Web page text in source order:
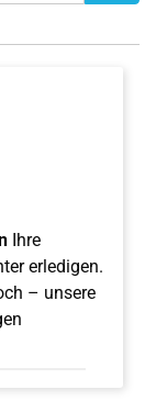
Ihre
erledigen.
– unsere